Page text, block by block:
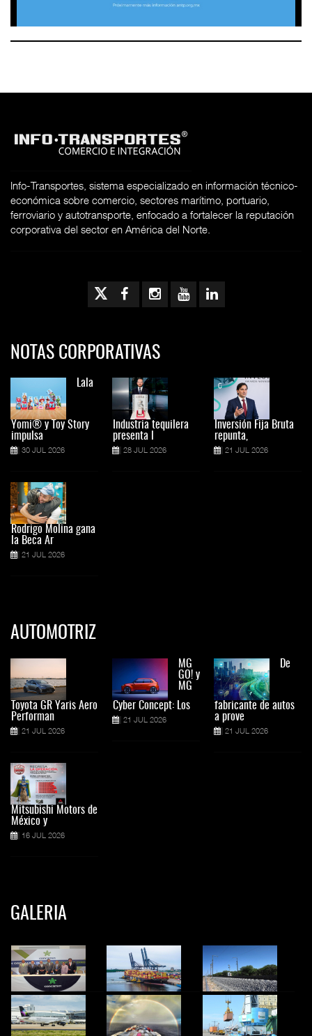
Info-Transportes, sistema especializado en información técnico-
económica sobre comercio, sectores marítimo, portuario,
ferroviario y autotransporte, enfocado a fortalecer la reputación
corporativa del sector en América del Norte.
NOTAS CORPORATIVAS
Lala
Yomi® y Toy Story
impulsa
30 JUL 2026
Rodrigo Molina gana
la Beca Ar
21 JUL 2026
Industria tequilera
presenta l
28 JUL 2026
Inversión Fija Bruta
repunta,
21 JUL 2026
AUTOMOTRIZ
Toyota GR Yaris Aero
Performan
21 JUL 2026
Mitsubishi Motors de
México y
16 JUL 2026
MG
GO! y
MG
Cyber Concept: Los
21 JUL 2026
De
fabricante de autos
a prove
21 JUL 2026
GALERIA